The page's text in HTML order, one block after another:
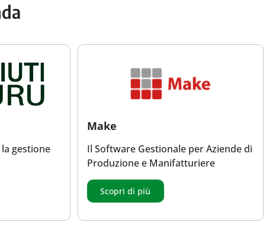
gestione
Make
Il Software Gestionale per Aziende di
Produzione e Manifatturiere
Scopri di più